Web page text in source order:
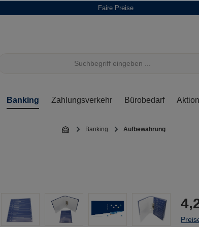
Faire Preise
Banking Zahlungsverkehr Bürobedarf
Banking Aufbewahrung